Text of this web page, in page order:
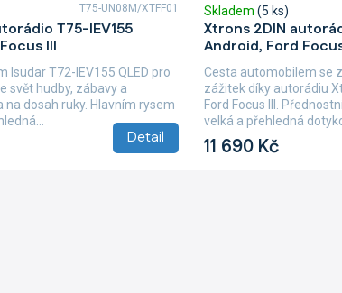
T75-IEV155
III
Detail
Isudar T72-IEV155 QLED pro
svět hudby, zábavy a
dosah ruky. Hlavním rysem
T75-UN08M/XTFF01
Xtrons 2DIN
Android, Ford
Skladem (5 ks)
11 690 Kč
Cesta automobilem se
zážitek díky autorádiu
Ford Focus III.
velká a přehledná